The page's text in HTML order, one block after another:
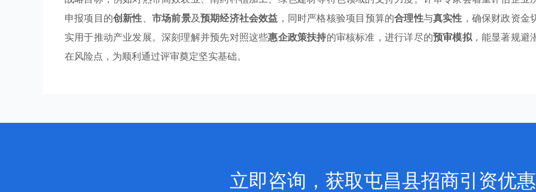
申报项目的创新性、 市场前景及预期经济社会效益 ，同时严格核验项目预算的合理性与真实性 ，确保财政资金
实用于推动产业发展。深刻理解并预先对照这些惠企政策扶持的审核标准，进行详尽的预审模拟，能显著规避
在风险点，为顺利通过评审奠定坚实基础。
立即咨询，获取屯昌县招商引资优